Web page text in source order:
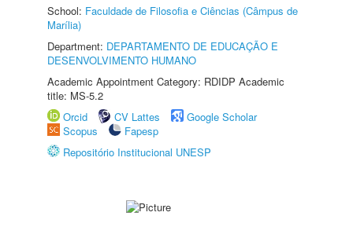
School: Faculdade de Filosofia e Ciências (Câmpus de
Marília)
Department: DEPARTAMENTO DE EDUCAÇÃO E
DESENVOLVIMENTO HUMANO
Academic Appointment Category: RDIDP Academic
title: MS-5.2
Orcid
CV Lattes
Google Scholar
Scopus
Fapesp
Repositório Institucional UNESP